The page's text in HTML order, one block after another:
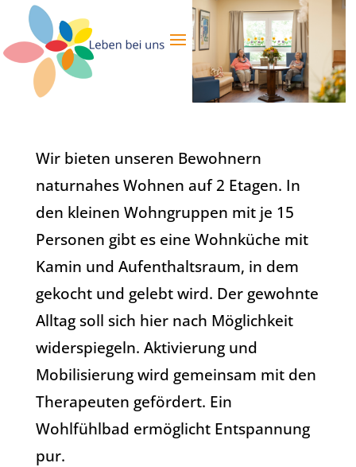
Wir bieten unseren Bewohnern
naturnahes Wohnen auf 2 Etagen. In
den kleinen Wohngruppen mit je 15
Personen gibt es eine Wohnküche mit
Kamin und Aufenthaltsraum, in dem
gekocht und gelebt wird. Der gewohnte
Alltag soll sich hier nach Möglichkeit
widerspiegeln. Aktivierung und
Mobilisierung wird gemeinsam mit den
Therapeuten gefördert. Ein
Wohlfühlbad ermöglicht Entspannung
pur.